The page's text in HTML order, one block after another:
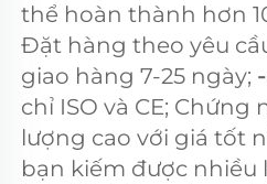
thể hoàn thành hơn
Đặt hàng theo yêu
giao hàng 7-25 ngày;
chỉ ISO và CE; Chứng
lượng cao với giá tốt
bạn kiếm được nhiều